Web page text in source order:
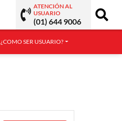
ATENCIÓN AL
USUARIO
(01) 644 9006
¿COMO SER USUARIO?